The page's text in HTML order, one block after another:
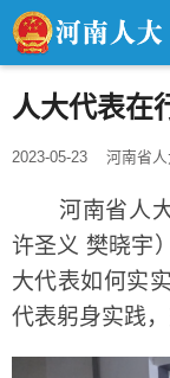
人大代表在
2023-05-23 河南省
河南省人大
许圣义 樊晓宇
大代表如何实
代表躬身实践